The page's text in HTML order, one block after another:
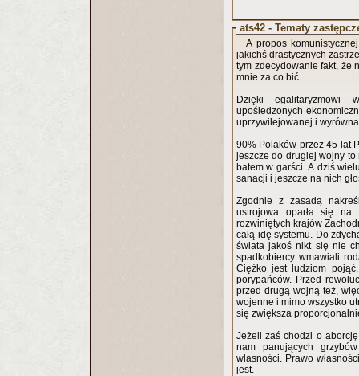
ats42 - Tematy
A propos
jakichś drastycznych
tym zdecydowanie fakt, że
mnie za co bić.
Dzięki egalitaryzmowi
upośledzonych
uprzywilejowanej i
90% Polaków przez 45 lat
jeszcze do drugiej wojny
batem w garści. A dziś
sanacji i jeszcze na nich
Zgodnie z zasadą
ustrojowa oparła się na
rozwiniętych krajów Zachodniej Europy, za co odpowiedzialnością
całą idę systemu. Do
świata jakoś nikt się nie
spadkobiercy wmawiali
Ciężko jest ludziom
porypańców. Przed
przed drugą wojną też,
wojenne i mimo wszystko
się zwiększa
Jeżeli zaś chodzi o
nam panujących
własności. Prawo
jest.